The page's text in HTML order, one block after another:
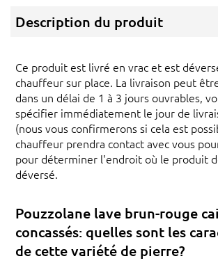
Description du produit
Ce produit est livré en vrac et est
chauffeur sur place. La livraison peut
dans un délai de 1 à 3 jours ouvrables,
spécifier immédiatement le jour de
(nous vous confirmerons si cela est
chauffeur prendra contact avec vous
pour déterminer l'endroit où le produit
déversé.
Pouzzolane lave brun-rouge
concassés: quelles sont les
de cette variété de pierre?